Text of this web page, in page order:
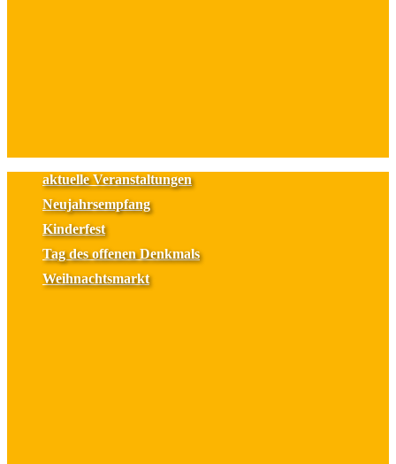
aktuelle Veranstaltungen
Neujahrsempfang
Kinderfest
Tag des offenen Denkmals
Weihnachtsmarkt